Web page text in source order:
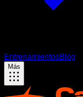
EntrenamientosBlog
Más